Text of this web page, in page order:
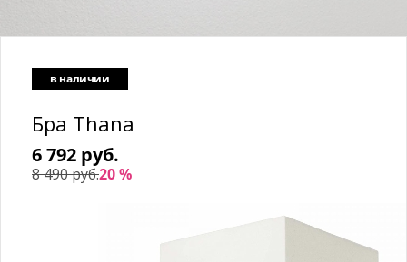
в наличии
Бра Thana
6 792 руб.
8 490 руб.20 %